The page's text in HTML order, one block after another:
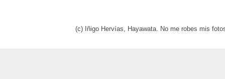
(c) Iñigo Hervías, Hayawata. No me robes mis